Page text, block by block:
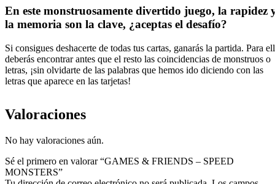
En este monstruosamente divertido juego, la rapidez
la memoria son la clave, ¿aceptas el desafío?
Si consigues deshacerte de todas tus cartas, ganarás la partida. Para
deberás encontrar antes que el resto las coincidencias de monstruos o
letras, ¡sin olvidarte de las palabras que hemos ido diciendo con las
letras que aparece en las tarjetas!
Valoraciones
No hay valoraciones aún.
Sé el primero en valorar “GAMES & FRIENDS – SPEED
MONSTERS”